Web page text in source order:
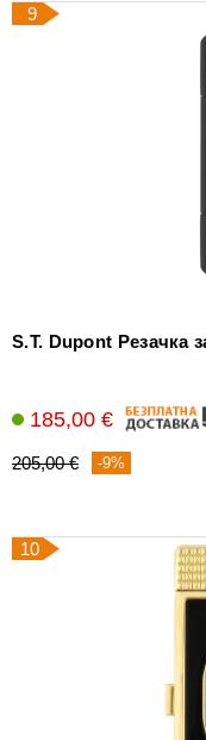
9
S.T. Dupont Резачка
185,00 €
205,00 € -9%
10